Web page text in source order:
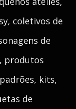
coletivos de
de
produtos
kits,
de